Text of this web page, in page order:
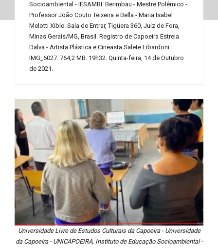
Socioambiental - IESAMBI. Berimbau - Mestre Polêmico -
Professor João Couto Teixeira e Bella - Maria Isabel
Melotti Xible. Sala de Entrar, Tigüera 360, Juiz de Fora,
Minas Gerais/MG, Brasil. Registro de Capoeira Estrela
Dalva - Artista Plástica e Cineasta Salete Libardoni.
IMG_6027. 764,2 MB. 19h32. Quinta-feira, 14 de Outubro
de 2021.
Universidade Livre de Estudos Culturais da Capoeira - Universidade
da Capoeira - UNICAPOEIRA, Instituto de Educação Socioambiental -